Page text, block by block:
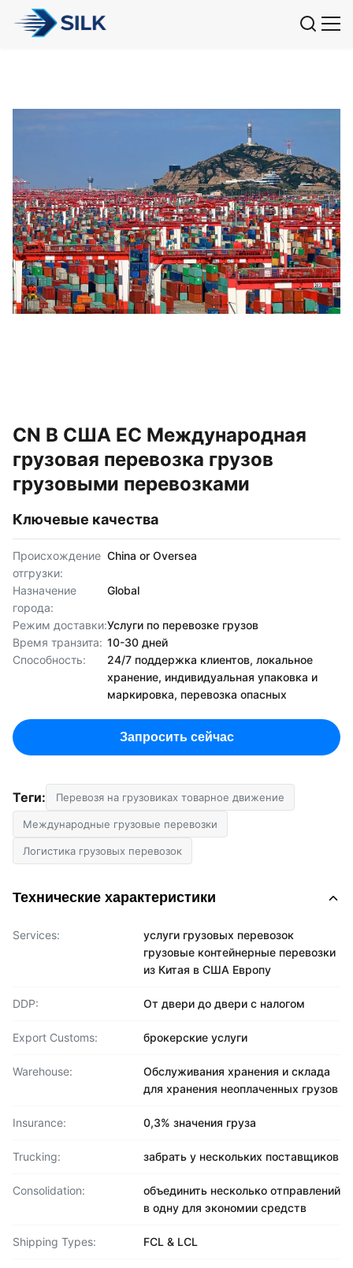
CN В США ЕС Международная
грузовая перевозка грузов
грузовыми перевозками
Ключевые качества
Происхождение
отгрузки:
China or Oversea
Назначение
города:
Global
Режим доставки:Услуги по перевозке грузов
Время транзита: 10-30 дней
Способность:
24/7 поддержка клиентов, локальное
хранение, индивидуальная упаковка и
маркировка, перевозка опасных
Запросить сейчас
Теги: Перевозя на грузовиках товарное движение
Международные грузовые перевозки
Логистика грузовых перевозок
Технические характеристики
Services:
услуги грузовых перевозок
грузовые контейнерные перевозки
из Китая в США Европу
DDP: От двери до двери с налогом
Export Customs: брокерские услуги
Warehouse:
Обслуживания хранения и склада
для хранения неоплаченных грузов
Insurance: 0,3% значения груза
Trucking: забрать у нескольких поставщиков
Consolidation:
объединить несколько отправлений
в одну для экономии средств
Shipping Types: FCL & LCL